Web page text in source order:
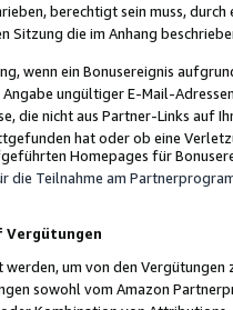
berechtigt sein muss,
Sitzung die im Anhang
wenn ein Bonusereignis
ungültiger E-Mail-
die nicht aus Partner-Links auf
hat oder ob eine
Homepages für
die Teilnahme am
Vergütungen
um von den
sowohl vom Amazon